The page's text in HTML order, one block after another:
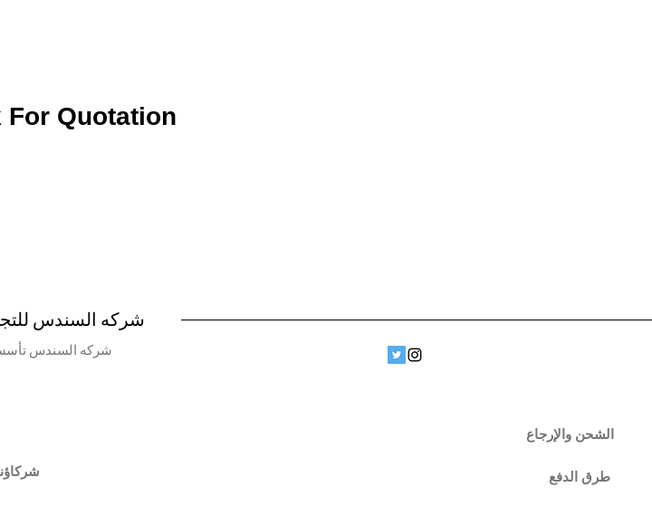
For Quotation
شركه السندس
شركه السندس تأسست
طرق الدفع